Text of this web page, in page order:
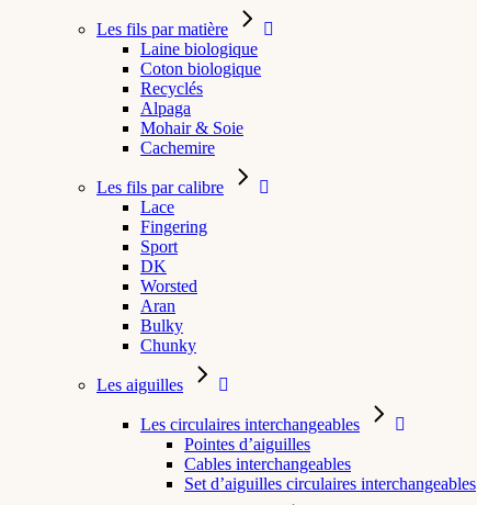
Les fils par matière
Laine biologique
Coton biologique
Recyclés
Alpaga
Mohair & Soie
Cachemire
Les fils par calibre
Lace
Fingering
Sport
DK
Worsted
Aran
Bulky
Chunky
Les aiguilles
Les circulaires interchangeables
Pointes d’aiguilles
Cables interchangeables
Set d’aiguilles circulaires interchangeables